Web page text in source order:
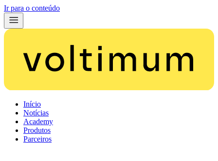
Ir para o conteúdo
Início
Notícias
Academy
Produtos
Parceiros